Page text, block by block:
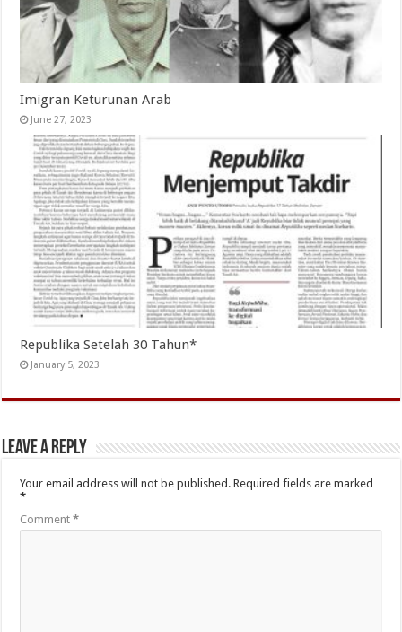
Imigran Keturunan Arab
June 27, 2023
Republika Setelah 30 Tahun*
January 5, 2023
Leave a Reply
Your email address will not be published. Required fields are marked
*
Comment*